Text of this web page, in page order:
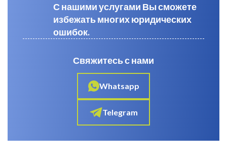
С нашими услугами Вы сможете
избежать многих юридических
ошибок.
Свяжитесь с нами
Whatsapp
Telegram